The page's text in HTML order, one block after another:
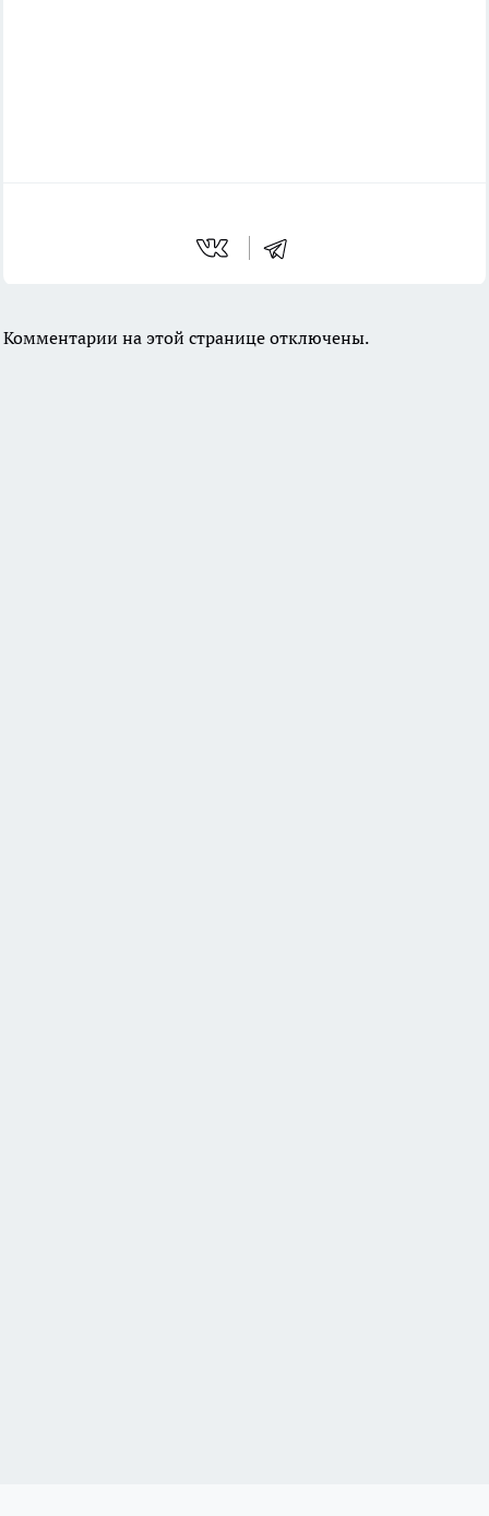
Комментарии на этой странице отключены.